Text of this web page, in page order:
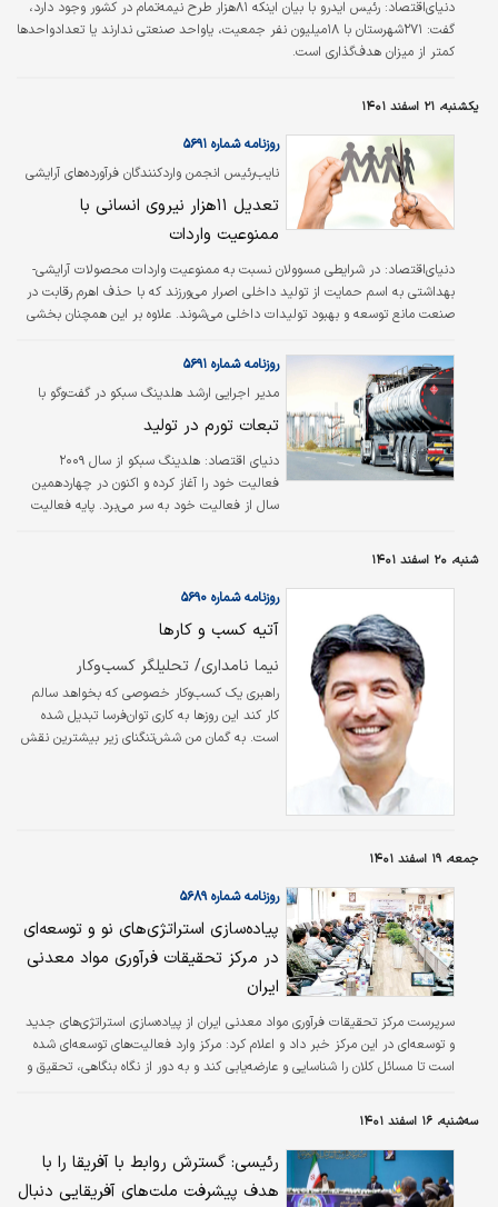
دنیای‌اقتصاد:
رئیس ایدرو با بیان اینکه ۸۱‌هزار طرح نیمه‌تمام در کشور وجود دارد،
گفت: ۲۷۱شهرستان با ۱۸‌میلیون نفر جمعیت، یا‌واحد صنعتی ندارند یا تعداد‌واحدها
کمتر از میزان هدف‌گذاری است.
یکشنبه، ۲۱ اسفند ۱۴۰۱
نایب‌رئیس انجمن واردکنندگان فرآورده‌های آرایشی
اعلام کرد
روزنامه شماره ۵۶۹۱
تعدیل ۱۱‌هزار نیروی انسانی با
ممنوعیت واردات
دنیای‌اقتصاد: در شرایطی مسوولان نسبت به ممنوعیت واردات محصولات آرایشی-
بهداشتی به اسم حمایت از تولید داخلی اصرار می‌ورزند که با حذف اهرم رقابت در
صنعت مانع توسعه و بهبود تولیدات داخلی می‌شوند. علاوه بر این همچنان بخشی
است که از منافع اقتصادی واردات رسمی محروم می‌شود.
مدیر اجرایی ارشد هلدینگ سبکو در گفت‌وگو با
«دنیای‌اقتصاد» مطرح کرد
روزنامه شماره ۵۶۹۱
تبعات تورم در تولید
دنیای اقتصاد:
هلدینگ سبکو از سال ۲۰۰۹
فعالیت خود را آغاز کرده و اکنون در چهاردهمین
سال از فعالیت خود به سر می‌برد. پایه فعالیت
متخصص، به طور روزافزون شرایط رشد و پیشرفت
در این مجموعه قیری فراهم شد که درحال حاضر
یکی از برندهای خوشنام خاورمیانه و بازار جهانی
است. لازم بود برای تکمیل زنجیره ارزش و توالی
فعالیت، شرکت‌های متنوعی تاسیس و عملیاتی
شود که بتواند از تامین مواد اولیه گرفته تا
حمل‌ونقل،…
شنبه، ۲۰ اسفند ۱۴۰۱
روزنامه شماره ۵۶۹۰
آتیه کسب و کارها
نیما نامداری/ تحلیلگر کسب‌وکار
راهبری یک کسب‌وکار خصوصی که بخواهد سالم
کار کند این روزها به کاری توان‌‌‌فرسا تبدیل شده
است. به گمان من شش‌تنگنای زیر بیشترین نقش
جمعه، ۱۹ اسفند ۱۴۰۱
روزنامه شماره ۵۶۸۹
پیاده‌سازی استراتژی‌های نو و توسعه‌ای
در مرکز تحقیقات فرآوری مواد معدنی
ایران
سرپرست مرکز تحقیقات فرآوری مواد معدنی ایران از پیاده‌سازی استراتژی‌های جدید
و توسعه‌ای در این مرکز خبر داد و اعلام کرد: مرکز وارد فعالیت‌های توسعه‌ای شده
است تا مسائل کلان را شناسایی و عارضه‌یابی کند و به دور از نگاه بنگاهی، تحقیق و
سه‌شنبه، ۱۶ اسفند ۱۴۰۱
رئیسی: گسترش روابط با آفریقا را با
هدف پیشرفت ملت‌های آفریقایی دنبال